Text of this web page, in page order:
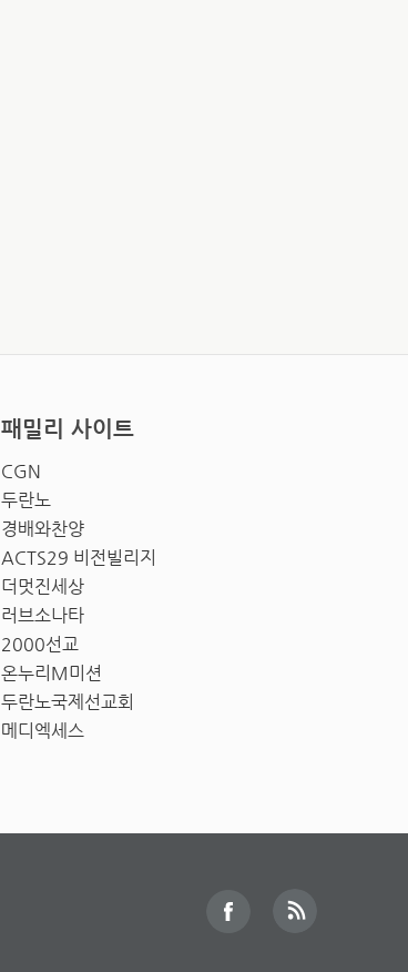
패밀리 사이트
CGN
두란노
경배와찬양
ACTS29 비전빌리지
더멋진세상
러브소나타
2000선교
온누리M미션
두란노국제선교회
메디엑세스